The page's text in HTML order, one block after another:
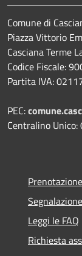
Comune di
Piazza Vittorio
Casciana Terme
Codice Fiscale:
Partita IVA:
PEC:
Centralino
Leggi le FAQ
Richiesta